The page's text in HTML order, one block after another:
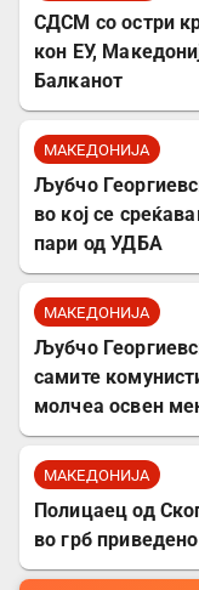
СДСМ со остри
кон ЕУ,
Балканот
МАКЕДОНИЈА
Љубчо
во кој се
пари од УДБА
МАКЕДОНИЈА
Љубчо
самите
молчеа освен
МАКЕДОНИЈА
Полицаец од
во грб